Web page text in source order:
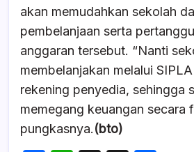
akan memudahkan sekolah
pembelanjaan serta
anggaran tersebut. “Nanti
membelanjakan melalui
rekening penyedia, sehingga
memegang keuangan secara
pungkasnya.(bto)